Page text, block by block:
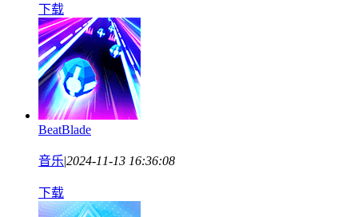
下载
BeatBlade
音乐|2024-11-13 16:36:08
下载